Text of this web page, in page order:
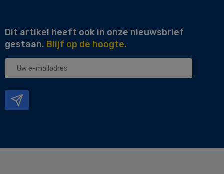
Dit artikel heeft ook in onze nieuwsbrief
gestaan. Blijf op de hoogte.
Uw